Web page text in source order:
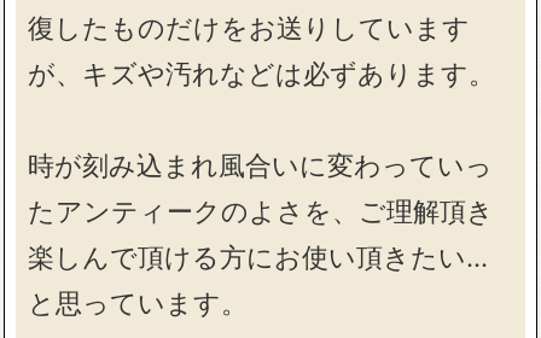
復したものだけをお送りしています
が、キズや汚れなどは必ずあります。
時が刻み込まれ風合いに変わっていっ
たアンティークのよさを、ご理解頂き
楽しんで頂ける方にお使い頂きたい…
と思っています。